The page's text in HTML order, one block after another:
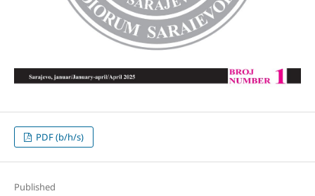
PDF (b/h/s)
Published